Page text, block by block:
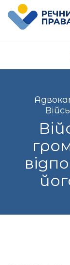
Skip to navigation
Skip to content
Адвокати